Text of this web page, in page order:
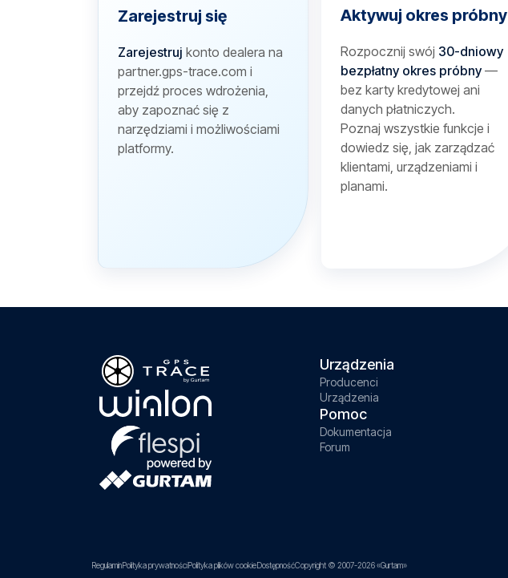
Zarejestruj się
Zarejestruj konto dealera na
partner.gps-trace.com i
przejdź proces wdrożenia,
aby zapoznać się z
narzędziami i możliwościami
platformy.
Aktywuj okres próbny
Rozpocznij swój 30-dniowy
bezpłatny okres próbny—
bez karty kredytowej ani
danych płatniczych.
Poznaj wszystkie funkcje i
dowiedz się, jak zarządzać
klientami, urządzeniami i
planami.
Urządzenia
Producenci
Urządzenia
Pomoc
Dokumentacja
Forum
RegulaminPolityka prywatnościPolityka plików cookieDostępnośćCopyright © 2007-2026 «Gurtam»